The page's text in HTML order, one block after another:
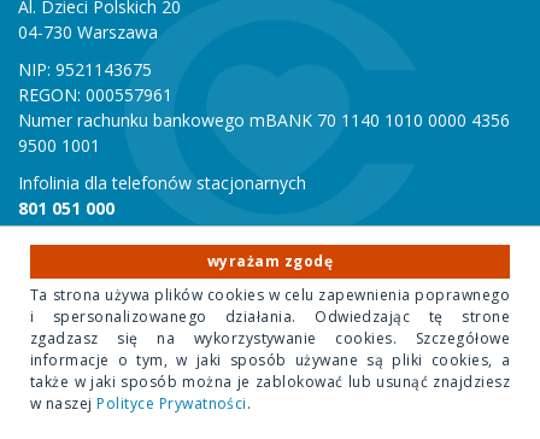
Al. Dzieci Polskich 20
04-730 Warszawa
NIP: 9521143675
REGON: 000557961
Numer rachunku bankowego mBANK 70 1140 1010 0000 4356
9500 1001
Infolinia dla telefonów stacjonarnych
801 051 000
Infolinia dla telefonów komórkowych
Copyright 2020 Instytut "Pomnik Centrum Zdrowia Dziecka"
Design Park
- projektowanie stron internetowych
wyrażam zgodę
Ta strona używa plików cookies w celu zapewnienia poprawnego
i spersonalizowanego działania. Odwiedzając tę strone
zgadzasz się na wykorzystywanie cookies. Szczegółowe
informacje o tym, w jaki sposób używane są pliki cookies, a
także w jaki sposób można je zablokować lub usunąć znajdziesz
w naszejPolityce Prywatności.